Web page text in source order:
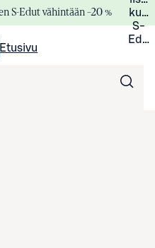
S-Edut vähintään –20 %
S-
Etusivu